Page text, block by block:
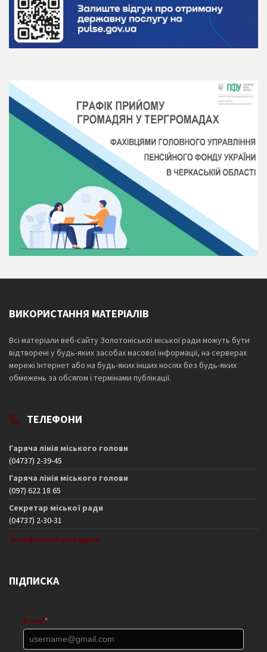
ВИКОРИСТАННЯ МАТЕРІАЛІВ
Всі матеріали веб-сайту Золотоніської міської ради можуть бути
відтворені у будь-яких засобах масової інформації, на серверах
мережі Інтернет або на будь-яких інших носіях без будь-яких
обмежень за обсягом і термінами публікації.
ТЕЛЕФОНИ
Гаряча лінія міського голови
(04737) 2-39-45
Гаряча лінія міського голови
(097) 622 18 65
Секретар міської ради
(04737) 2-30-31
Телефонний довідник
ПІДПИСКА
Email *